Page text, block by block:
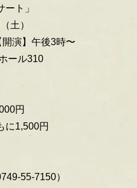
ート」
土）
開演】午後3時〜
ール310
円
に1,500円
55-7150）